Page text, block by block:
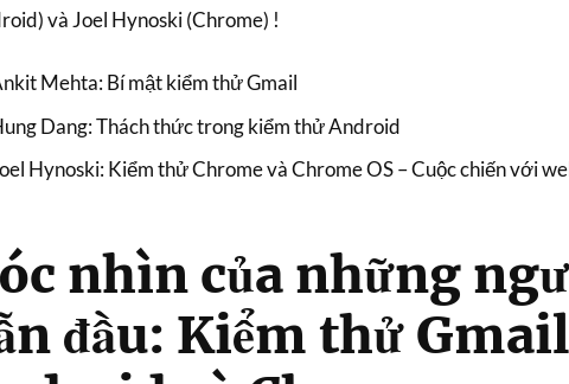
và Joel Hynoski (Chrome) !
Mehta: Bí mật kiểm thử Gmail
Dang: Thách thức trong kiểm thử Android
Hynoski: Kiểm thử Chrome và Chrome OS – Cuộc chiến với
nhìn của những
đầu: Kiểm thử